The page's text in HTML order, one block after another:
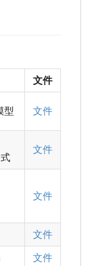
文件
型 文件
文件
文件
文件
文件